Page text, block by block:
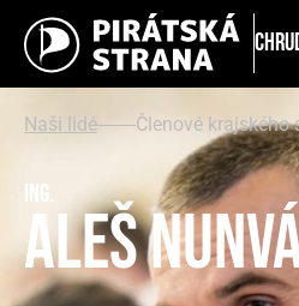
Naši lidé Členové krajského
Ing.
Aleš